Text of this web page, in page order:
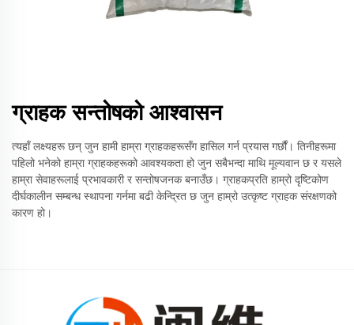
ग्राहक सन्तोषको आश्वासन
त्यहाँ लक्ष्यहरू छन् जुन हामी हाम्रा ग्राहकहरूसँग हासिल गर्न प्रयास गर्छौं। तिनीहरूमा
पहिलो भनेको हाम्रा ग्राहकहरूको आवश्यकता हो जुन सबैभन्दा माथि मूल्यवान छ र यसले
हाम्रा सेवाहरूलाई प्रभावकारी र सन्तोषजनक बनाउँछ। ग्राहकप्रति हाम्रो दृष्टिकोण
दीर्घकालीन सम्बन्ध स्थापना गर्नमा बढी केन्द्रित छ जुन हाम्रो उत्कृष्ट ग्राहक संरक्षणको
कारण हो।